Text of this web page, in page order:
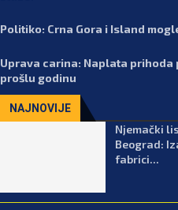
Politiko: Crna Gora i Island
Uprava carina: Naplata prihoda
prošlu godinu
NAJNOVIJE
Njemački
Beograd:
fabrici...